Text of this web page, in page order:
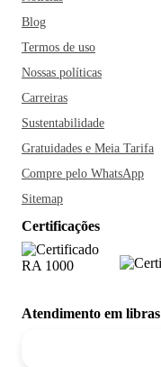
Blog
Termos de uso
Nossas políticas
Carreiras
Sustentabilidade
Gratuidades e Meia Tarifa
Compre pelo WhatsApp
Sitemap
Certificações
Atendimento em libras